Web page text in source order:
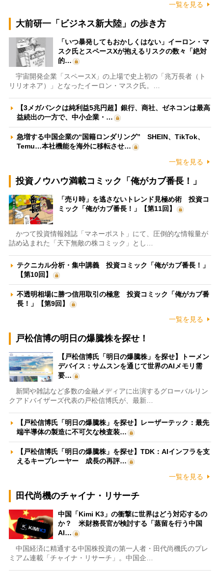
一覧を見る
大前研一「ビジネス新大陸」の歩き方
「いつ暴発してもおかしくはない」イーロン・マ
スク氏とスペースXが抱えるリスクの数々「絶対
的…
宇宙開発企業「スペースX」の上場で史上初の「兆万長者（ト
リリオネア）」となったイーロン・マスク氏。…
【3メガバンクは純利益5兆円超】銀行、商社、ゼネコンは最高
益続出の一方で、中小企業・…
急増する中国企業の“国籍ロンダリング” SHEIN、TikTok、
Temu…本社機能を海外に移転させ…
一覧を見る
投資ノウハウ満載コミック「俺がカブ番長！」
「売り時」を逃さないトレンド見極め術 投資コ
ミック「俺がカブ番長！」【第11回】
かつて投資情報雑誌「マネーポスト」にて、圧倒的な情報量が
詰め込まれた「天下無敵の株コミック」とし…
テクニカル分析・集中講義 投資コミック「俺がカブ番長！」
【第10回】
不透明相場に勝つ信用取引の極意 投資コミック「俺がカブ番
長！」【第9回】
一覧を見る
戸松信博の明日の爆騰株を探せ！
【戸松信博氏「明日の爆騰株」を探せ】トーメン
デバイス：サムスンを通じて世界のAIメモリ需
要…
新聞や雑誌など多数の金融メディアに出演するグローバルリン
クアドバイザーズ代表の戸松信博氏が、最新…
【戸松信博氏「明日の爆騰株」を探せ】レーザーテック：最先
端半導体の製造に不可欠な検査装…
【戸松信博氏「明日の爆騰株」を探せ】TDK：AIインフラを支
えるキープレーヤー 成長の再評…
一覧を見る
田代尚機のチャイナ・リサーチ
中国「Kimi K3」の衝撃に世界はどう対応するの
か？ 米財務長官が検討する「蒸留を行う中国
AI…
中国経済に精通する中国株投資の第一人者・田代尚機氏のプレ
ミアム連載「チャイナ・リサーチ」。中国企…